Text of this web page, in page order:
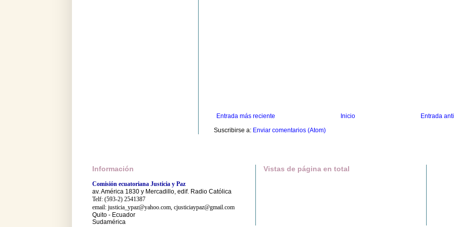
Entrada más reciente Entrada
Inicio
Suscribirse a: Enviar comentarios (Atom)
Información
Comisión ecuatoriana Justicia y Paz
av. América 1830 y Mercadillo, edif. Radio Católica
Telf: (593-2) 2541387
email: justicia_ypaz@yahoo.com, cjusticiaypaz@gmail.com
Quito - Ecuador
Sudamérica
Vistas de página en total